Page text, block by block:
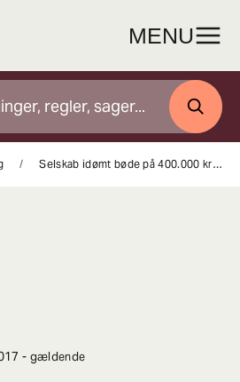
MENU
SØG
Selskab idømt bøde på 400.000 kroner for vildledende priser
- gældende